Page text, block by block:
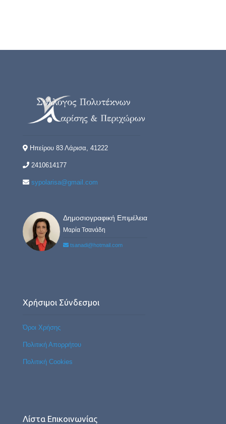
Ηπείρου 83 Λάρισα, 41222
2410614177
sypolarisa@gmail.com
Δημοσιογραφική Επιμέλεια
Μαρία Τσανάδη
tsanadi@hotmail.com
Χρήσιμοι Σύνδεσμοι
Όροι Χρήσης
Πολιτική Απορρήτου
Πολιτική Cookies
Λίστα Επικοινωνίας